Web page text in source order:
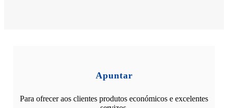
Apuntar
Para ofrecer aos clientes produtos económicos e excelentes